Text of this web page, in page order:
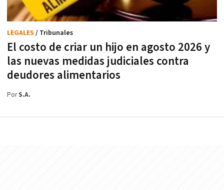
El costo de criar un hijo en agosto 2026 y
las nuevas medidas judiciales contra
deudores alimentarios
LEGALES / Tribunales
PorS.A.